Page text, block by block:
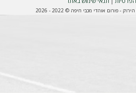
- פורום אוהדי מכבי חיפה © 2022 - 2026